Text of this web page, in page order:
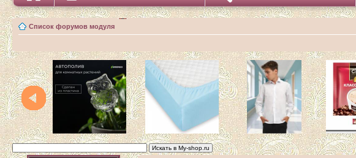
Список форумов модуля